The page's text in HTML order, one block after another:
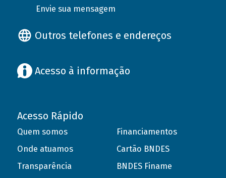
Envie sua mensagem
Outros telefones e endereços
Acesso à informação
Acesso Rápido
Quem somos
Onde atuamos
Transparência
Financiamentos
Cartão BNDES
BNDES Finame